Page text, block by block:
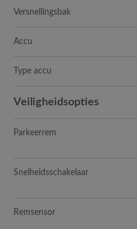
Versnellingsbak
Accu
Type accu
Veiligheidsopties
Parkeerrem
Snelheidsschakelaar
Remsensor